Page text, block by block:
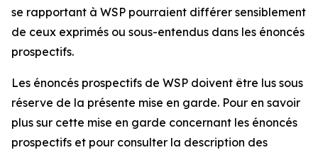
se rapportant à WSP pourraient différer sensiblement
de ceux exprimés ou sous-entendus dans les énoncés
prospectifs.
Les énoncés prospectifs de WSP doivent être lus sous
réserve de la présente mise en garde. Pour en savoir
plus sur cette mise en garde concernant les énoncés
prospectifs et pour consulter la description des